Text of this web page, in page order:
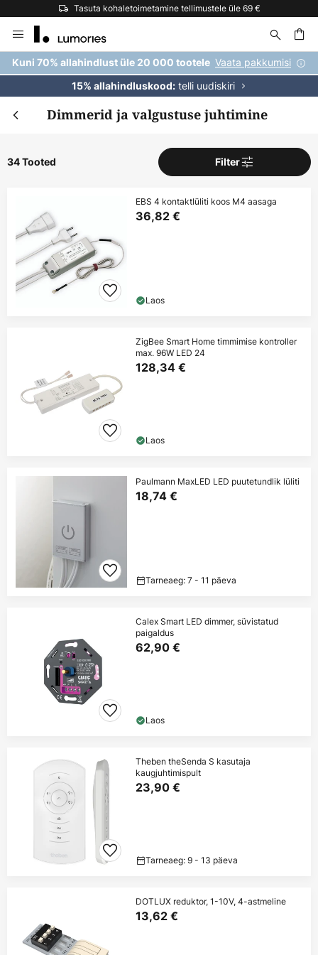
Tasuta kohaletoimetamine tellimustele üle 69 €
to
Content
Kuni 70% allahindlust üle 20 000 tootele Vaata pakkumisi
15% allahindluskood:telli uudiskiri
Dimmerid ja valgustuse juhtimine
34 Tooted Filter
EBS 4 kontaktlüliti koos M4 aasaga
36,82 €
Laos
ZigBee Smart Home timmimise kontroller
max. 96W LED 24
128,34 €
Laos
Paulmann MaxLED LED puutetundlik lüliti
18,74 €
Tarneaeg: 7 - 11 päeva
Calex Smart LED dimmer, süvistatud
paigaldus
62,90 €
Laos
Theben theSenda S kasutaja
kaugjuhtimispult
23,90 €
Tarneaeg: 9 - 13 päeva
DOTLUX reduktor, 1-10V, 4-astmeline
13,62 €